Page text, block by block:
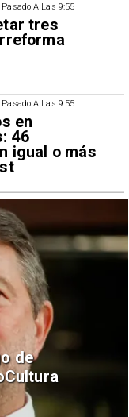
A Las 9:55
tres
A Las 9:55
en
46
igual o más
de